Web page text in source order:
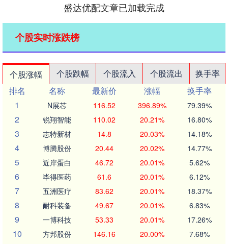
盛达优配文章已加载完成
个股实时涨跌榜
个股涨幅 个股跌幅 个股流入 个股流出
换手率
排名
名称 最新价 涨幅
换手率
1
N展芯 116.52 396.89% 79.39%
2 锐翔智能 110.02 20.21% 16.80%
3 志特新材 14.8 20.03% 14.18%
4 博腾股份 20.44 20.02% 14.77%
5 近岸蛋白 46.72 20.01% 5.62%
6 毕得医药 61.6 20.01% 6.12%
7 五洲医疗 83.62 20.01% 18.37%
8 耐科装备 49.67 20.01% 6.83%
9 一博科技 53.33 20.01% 17.26%
10 方邦股份 146.16 20.00% 7.68%